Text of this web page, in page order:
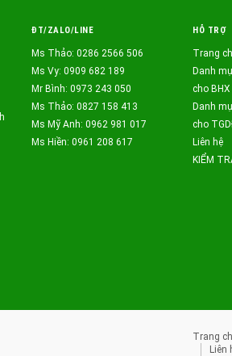
ĐT/ZALO/LINE
Ms Thảo: 0286 2566 506
Ms Vy: 0909 682 189
Mr Bình: 0973 243 050
Ms Thảo: 0827 158 413
Ms Mỹ Anh: 0962 981 017
Ms Hiền: 0961 208 617
HỖ TRỢ
Trang
Danh
cho BHX
Danh
cho
Liên hệ
KIỂM
Trang
Liên